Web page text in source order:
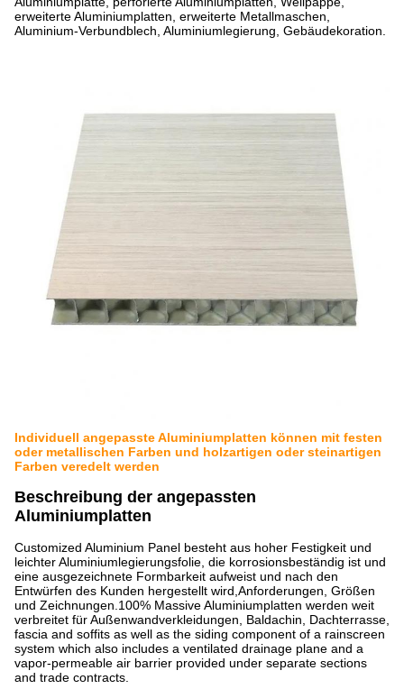
erweiterte Aluminiumplatten, erweiterte Metallmaschen,
Aluminium-Verbundblech, Aluminiumlegierung, Gebäudekoration.
Individuell angepasste Aluminiumplatten können mit festen
oder metallischen Farben und holzartigen oder steinartigen
Farben veredelt werden
Beschreibung der angepassten
Aluminiumplatten
Customized Aluminium Panel besteht aus hoher Festigkeit und
leichter Aluminiumlegierungsfolie, die korrosionsbeständig ist und
eine ausgezeichnete Formbarkeit aufweist und nach den
Entwürfen des Kunden hergestellt wird,Anforderungen, Größen
und Zeichnungen.100% Massive Aluminiumplatten werden weit
verbreitet für Außenwandverkleidungen, Baldachin, Dachterrasse,
fascia and soffits as well as the siding component of a rainscreen
system which also includes a ventilated drainage plane and a
vapor-permeable air barrier provided under separate sections
and trade contracts.